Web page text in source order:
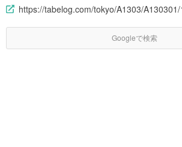
https://tabelog.com/tokyo/A1303/
Googleで検索